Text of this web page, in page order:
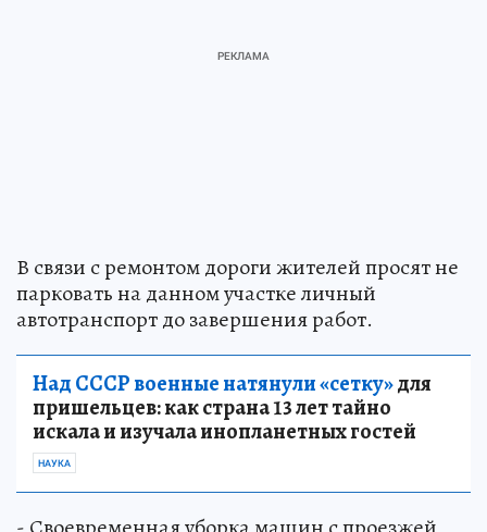
В связи с ремонтом дороги жителей просят не
парковать на данном участке личный
автотранспорт до завершения работ.
Над СССР военные натянули «сетку»для
пришельцев: как страна 13 лет тайно
искала и изучала инопланетных гостей
НАУКА